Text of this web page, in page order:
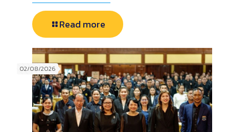
Read more
02/08/2026